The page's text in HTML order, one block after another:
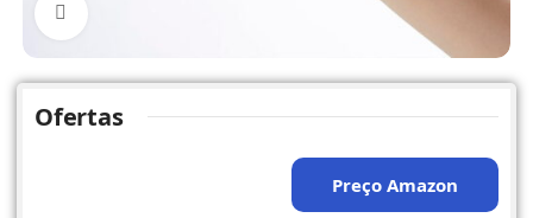
Ofertas
Preço Amazon